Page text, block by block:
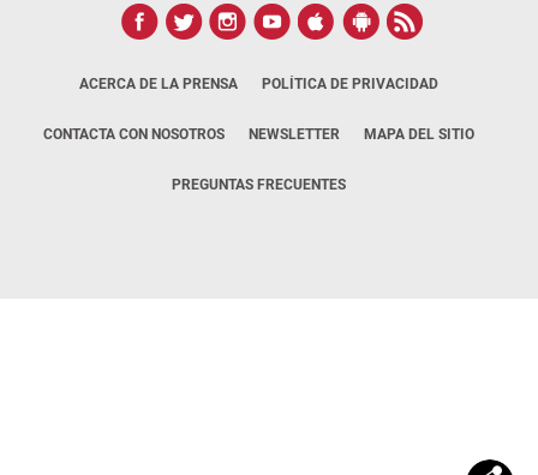
ACERCA DE LA PRENSA POLÍTICA DE PRIVACIDAD
CONTACTA CON NOSOTROS NEWSLETTER MAPA DEL SITIO
PREGUNTAS FRECUENTES